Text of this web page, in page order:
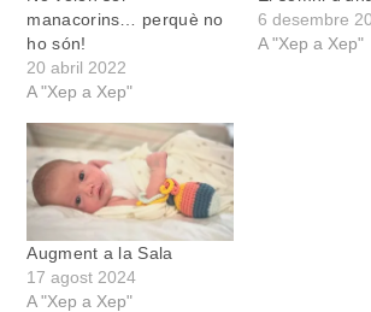
manacorins… perquè no
ho són!
20 abril 2022
A "Xep a Xep"
6 desembre
A "Xep a Xep"
Augment a la Sala
17 agost 2024
A "Xep a Xep"